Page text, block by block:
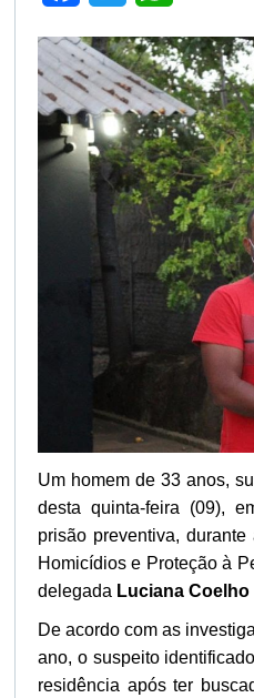
Um homem de 33 anos,
desta quinta-feira (09),
prisão preventiva,
Homicídios e Proteção à
delegada Luciana Coelho
De acordo com as
ano, o suspeito
residência após ter